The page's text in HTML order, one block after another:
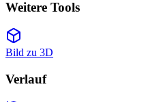
Weitere Tools
Bild zu 3D
Verlauf